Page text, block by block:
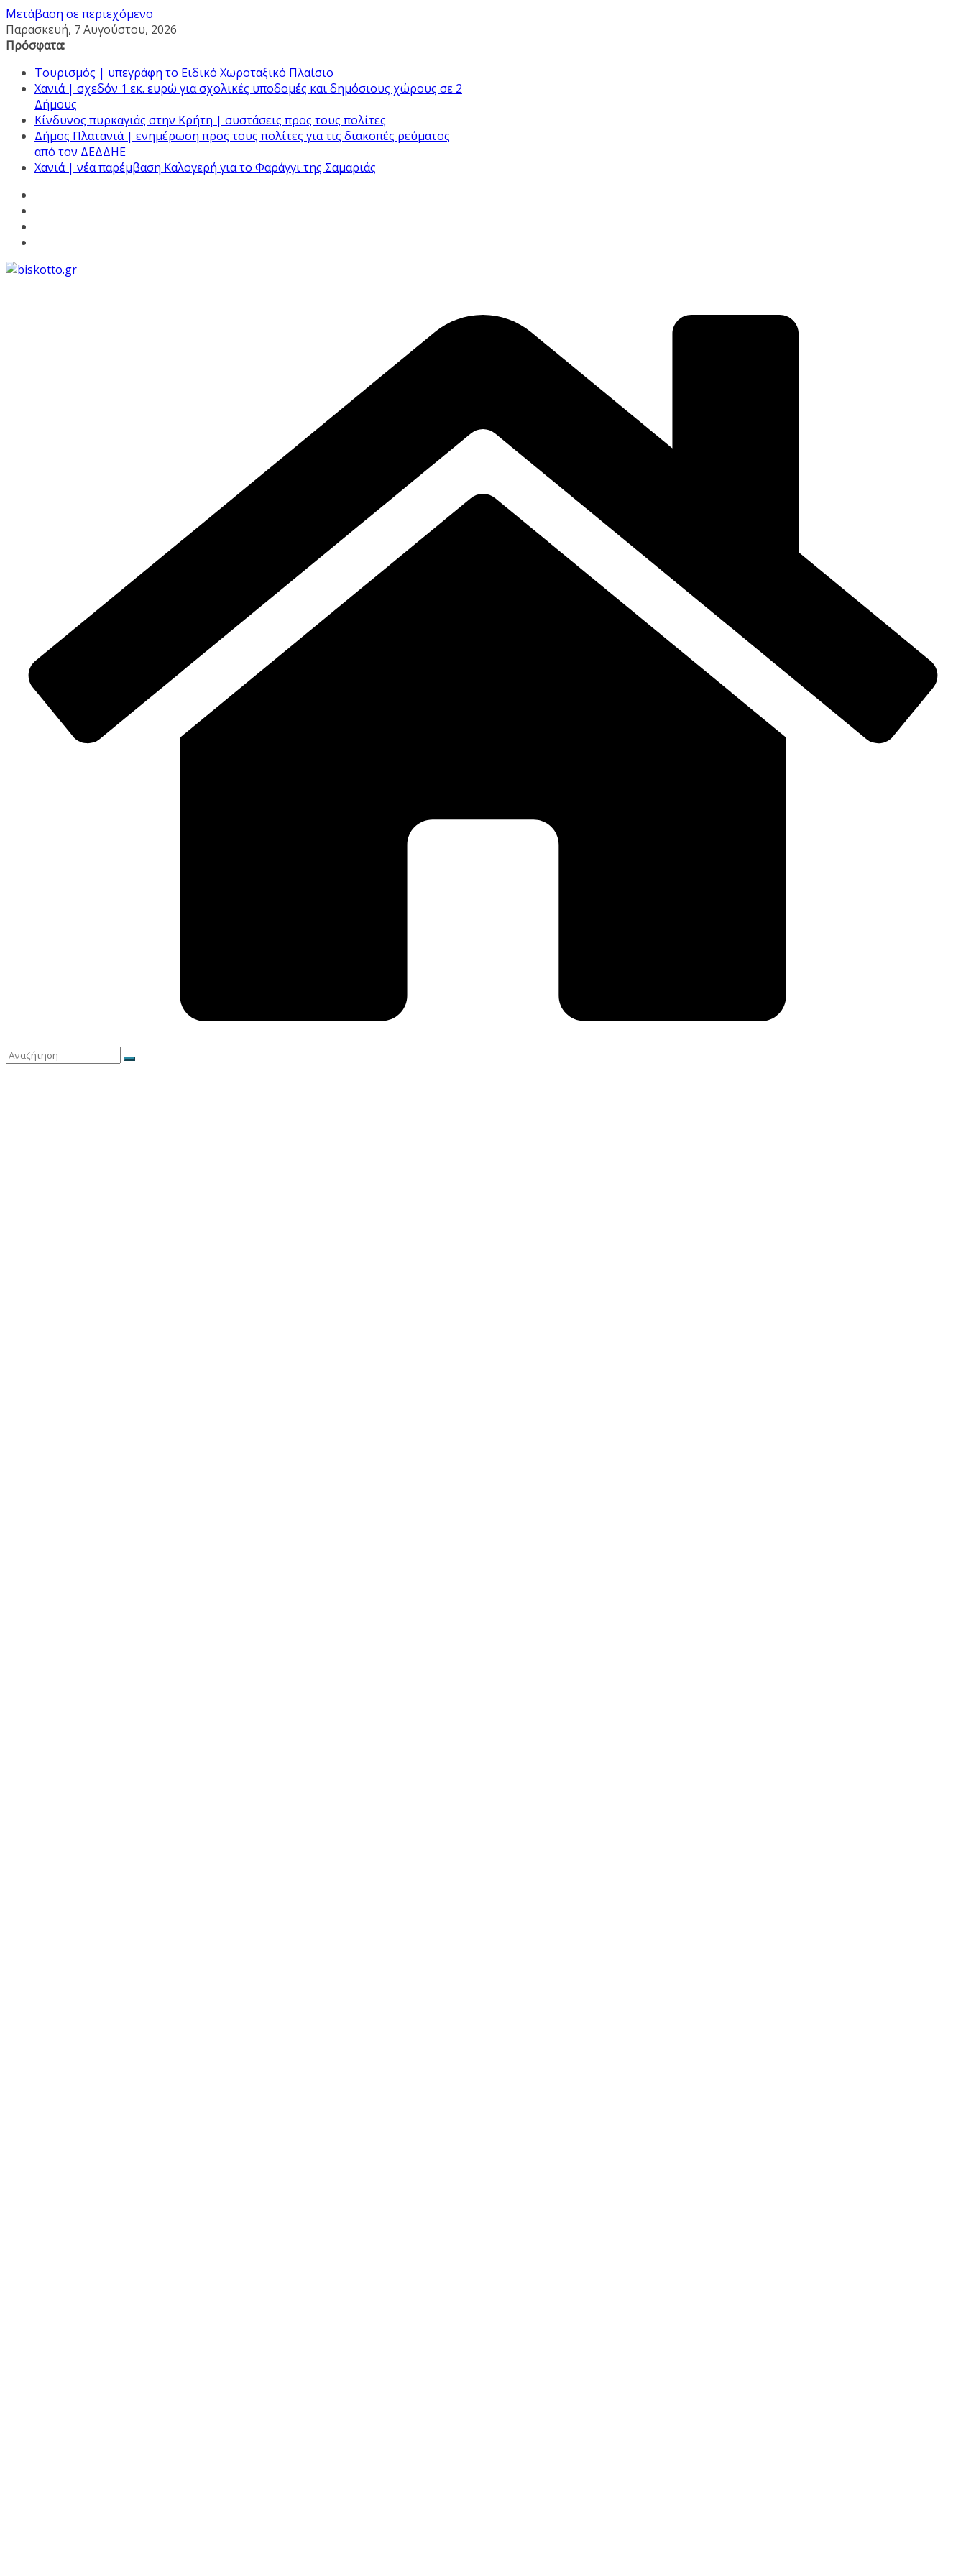
Μετάβαση σε περιεχόμενο
Παρασκευή, 7 Αυγούστου, 2026
Πρόσφατα:
Τουρισμός | υπεγράφη το Ειδικό Χωροταξικό Πλαίσιο
Χανιά | σχεδόν 1 εκ. ευρώ για σχολικές υποδομές και δημόσιους χώρους σε 2
Δήμους
Κίνδυνος πυρκαγιάς στην Κρήτη | συστάσεις προς τους πολίτες
Δήμος Πλατανιά | ενημέρωση προς τους πολίτες για τις διακοπές ρεύματος
από τον ΔΕΔΔΗΕ
Χανιά | νέα παρέμβαση Καλογερή για το Φαράγγι της Σαμαριάς